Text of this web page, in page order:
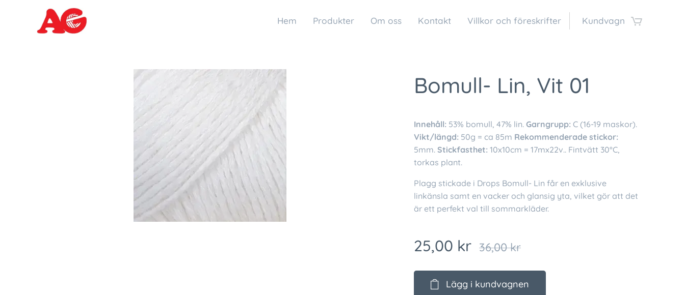
Hem Produkter Om oss Kontakt Villkor och föreskrifter Kundvagn
Bomull- Lin, Vit 01
Innehåll: 53% bomull, 47% lin. Garngrupp: C (16-19 maskor).
Vikt/längd: 50g = ca 85m Rekommenderade stickor:
5mm. Stickfasthet: 10x10cm = 17mx22v.. Fintvätt 30°C,
torkas plant.
Plagg stickade i Drops Bomull- Lin får en exklusive
linkänsla samt en vacker och glansig yta, vilket gör att det
är ett perfekt val till sommarkläder.
25,00 kr 36,00kr
Lägg i kundvagnen